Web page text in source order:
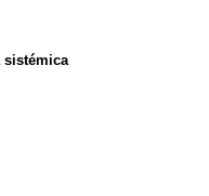
sistémica